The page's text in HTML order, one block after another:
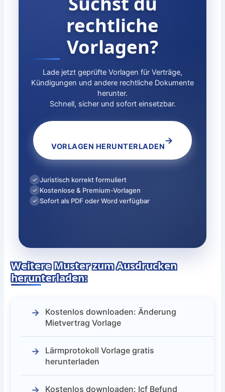
rechtliche
Vorlagen?
Lade jetzt geprüfte Vorlagen für Verträge,
Kündigungen und andere rechtliche Dokumente
herunter.
Schnell, sicher und sofort einsetzbar.
VORLAGEN HERUNTERLADEN
→
✓ Juristisch korrekt formuliert
✓ Kostenlose & Premium-Vorlagen
✓ Sofort als PDF oder Word verfügbar
Weitere Muster zum Ausdrucken
herunterladen:
Kostenlos downloaden: Änderung
Mietvertrag Vorlage
Lärmprotokoll Vorlage gratis
herunterladen
Kostenlos downloaden: Icf Befund